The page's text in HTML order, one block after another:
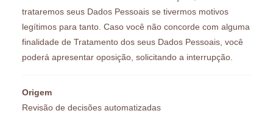
trataremos seus Dados Pessoais se tivermos motivos
legítimos para tanto. Caso você não concorde com alguma
finalidade de Tratamento dos seus Dados Pessoais, você
poderá apresentar oposição, solicitando a interrupção.
Origem
Revisão de decisões automatizadas